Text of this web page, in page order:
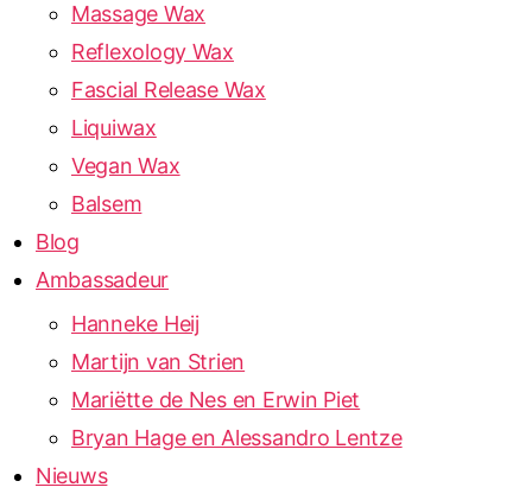
Massage Wax
Reflexology Wax
Fascial Release Wax
Liquiwax
Vegan Wax
Balsem
Blog
Ambassadeur
Hanneke Heij
Martijn van Strien
Mariëtte de Nes en Erwin Piet
Bryan Hage en Alessandro Lentze
Nieuws